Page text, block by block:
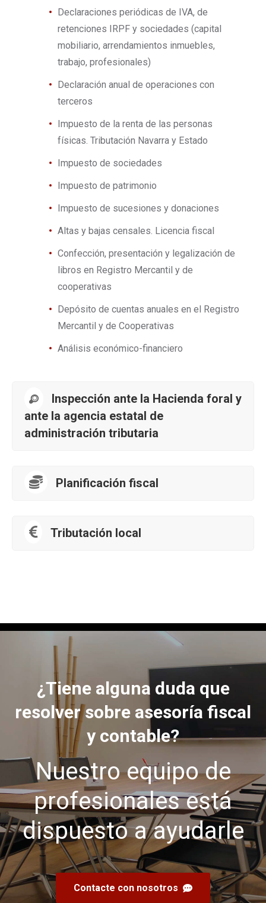
Declaraciones periódicas de IVA, de
retenciones IRPF y sociedades (capital
mobiliario, arrendamientos inmuebles,
trabajo, profesionales)
Declaración anual de operaciones con
terceros
Impuesto de la renta de las personas
físicas. Tributación Navarra y Estado
Impuesto de sociedades
Impuesto de patrimonio
Impuesto de sucesiones y donaciones
Altas y bajas censales. Licencia fiscal
Confección, presentación y legalización de
libros en Registro Mercantil y de
cooperativas
Depósito de cuentas anuales en el Registro
Mercantil y de Cooperativas
Análisis económico-financiero
Inspección ante la Hacienda foral y
ante la agencia estatal de
administración tributaria
Planificación fiscal
Tributación local
¿Tiene alguna duda que
resolver sobre asesoría fiscal
y contable?
Nuestro equipo de
profesionales está
dispuesto a ayudarle
Contacte con nosotros